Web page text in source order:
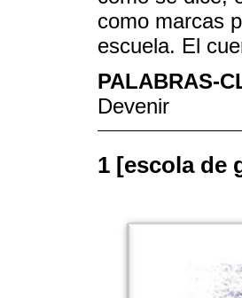
como marcas
escuela. El
PALABRAS-
Devenir
1 [escola de